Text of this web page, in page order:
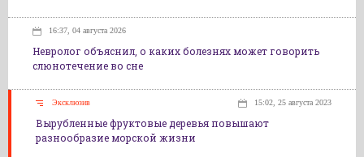
16:37, 04 августа 2026
Невролог объяснил, о каких болезнях может говорить
слюнотечение во сне
Эксклюзив 15:02, 25 августа 2023
Вырубленные фруктовые деревья повышают
разнообразие морской жизни